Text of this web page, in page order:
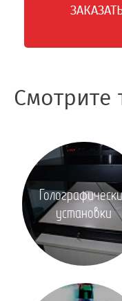
Смотрите
установки